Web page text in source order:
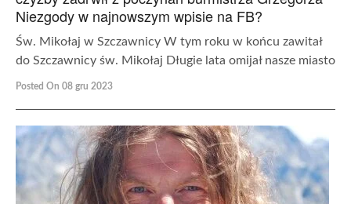
Niezgody w najnowszym wpisie na FB?
Św. Mikołaj w Szczawnicy W tym roku w końcu zawitał
do Szczawnicy św. Mikołaj Długie lata omijał nasze miasto
Posted On 08 gru 2023